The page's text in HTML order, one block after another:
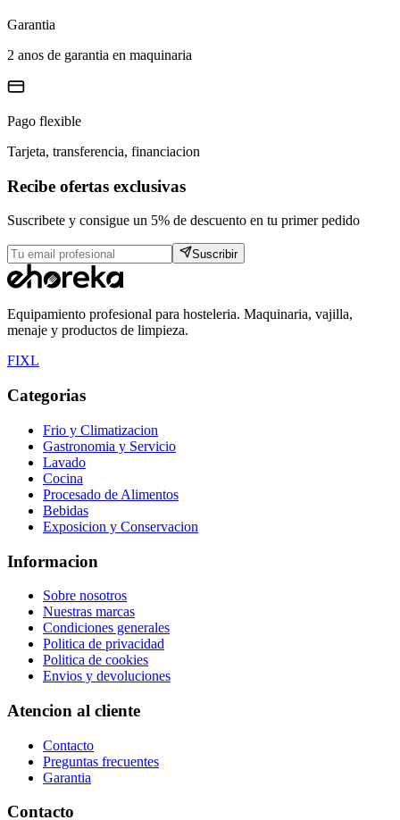
Garantia
2 anos de garantia en maquinaria
Pago flexible
Tarjeta, transferencia, financiacion
Recibe ofertas exclusivas
Suscribete y consigue un 5% de descuento en tu primer pedido
Suscribir
Equipamiento profesional para hosteleria. Maquinaria, vajilla,
menaje y productos de limpieza.
FIXL
Categorias
Frio y Climatizacion
Gastronomia y Servicio
Lavado
Cocina
Procesado de Alimentos
Bebidas
Exposicion y Conservacion
Informacion
Sobre nosotros
Nuestras marcas
Condiciones generales
Politica de privacidad
Politica de cookies
Envios y devoluciones
Atencion al cliente
Contacto
Preguntas frecuentes
Garantia
Contacto